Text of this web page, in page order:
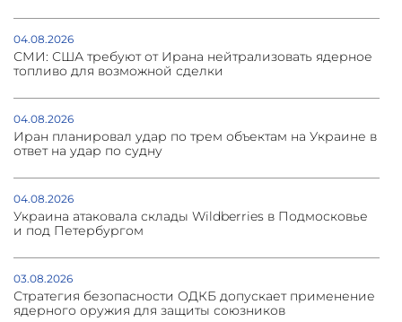
04.08.2026
СМИ: США требуют от Ирана нейтрализовать ядерное
топливо для возможной сделки
04.08.2026
Иран планировал удар по трем объектам на Украине в
ответ на удар по судну
04.08.2026
Украина атаковала склады Wildberries в Подмосковье
и под Петербургом
03.08.2026
Стратегия безопасности ОДКБ допускает применение
ядерного оружия для защиты союзников